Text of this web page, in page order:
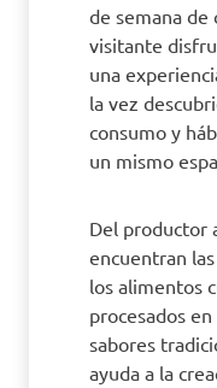
de semana de
visitante
una
la vez
consumo y
un mismo
Del productor
encuentran
los alimentos
procesados
sabores
ayuda a la